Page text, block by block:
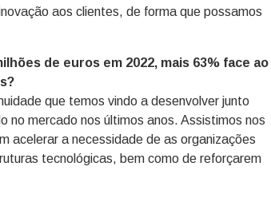
aos clientes, de forma que possamos
de euros em 2022, mais 63% face ao
que temos vindo a desenvolver junto
no mercado nos últimos anos. Assistimos nos
acelerar a necessidade de as organizações
tecnológicas, bem como de reforçarem